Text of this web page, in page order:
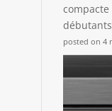
débutants
posted on 4